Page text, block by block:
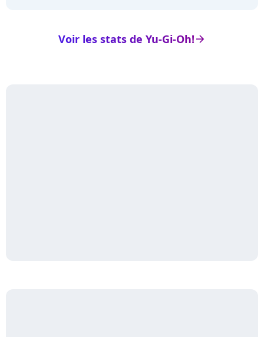
arrow_right
Voir les stats de Yu-Gi-Oh!